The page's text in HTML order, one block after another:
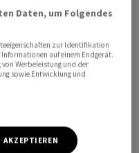
Ausgangslage
wirtschaftlichen
der KMU habe sich die
als ein zentrales
Konflikt.
Daten, um Folgendes
zur Identifikation
auf einem Endgerät.
Werbeleistung und der
sowie Entwicklung und
AKZEPTIEREN